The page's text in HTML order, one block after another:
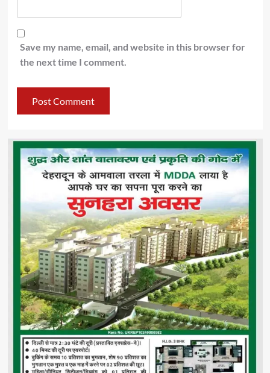
Save my name, email, and website in this browser for
the next time I comment.